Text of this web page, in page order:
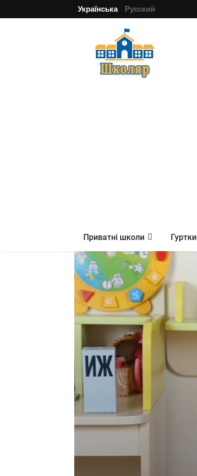
Українська Русский
Приватні школи Гуртки